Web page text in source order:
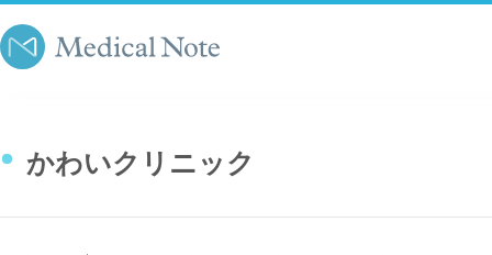
かわいクリニック